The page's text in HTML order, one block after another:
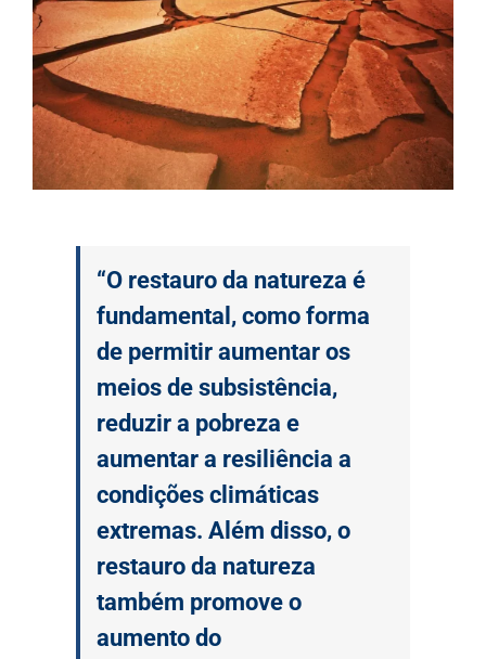
“O restauro da natureza é
fundamental, como forma
de permitir aumentar os
meios de subsistência,
reduzir a pobreza e
aumentar a resiliência a
condições climáticas
extremas. Além disso, o
restauro da natureza
também promove o
aumento do